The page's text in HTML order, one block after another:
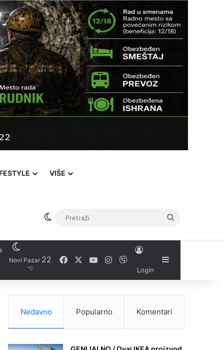
VIŠE
Switch skin
Novi Pazar 22
℃
FacebookYouTubeInstagram
Login
Sidebar
Nedavno Popularno Komentari